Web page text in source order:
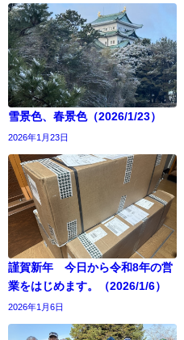
雪景色、春景色（2026/1/23）
2026年1月23日
謹賀新年 今日から令和8年の営
業をはじめます。（2026/1/6）
2026年1月6日